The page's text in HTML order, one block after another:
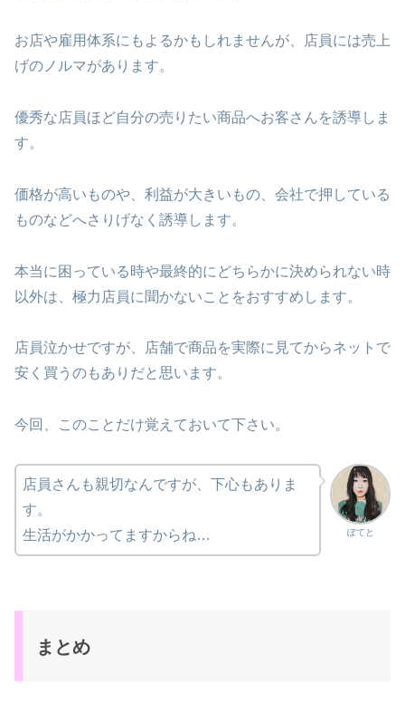
お店や雇用体系にもよるかもしれませんが、店員には売上
げのノルマがあります。
優秀な店員ほど自分の売りたい商品へお客さんを誘導しま
す。
価格が高いものや、利益が大きいもの、会社で押している
ものなどへさりげなく誘導します。
本当に困っている時や最終的にどちらかに決められない時
以外は、極力店員に聞かないことをおすすめします。
店員泣かせですが、店舗で商品を実際に見てからネットで
安く買うのもありだと思います。
今回、このことだけ覚えておいて下さい。
ぽてと
店員さんも親切なんですが、下心もありま
す。
生活がかかってますからね…
まとめ